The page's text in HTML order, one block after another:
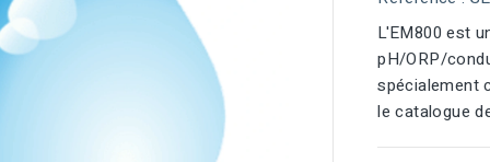
L'EM800 est
pH/ORP/
spécialement
le catalogue